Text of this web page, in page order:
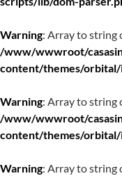
Warning: Array to string
/www/wwwroot/
content/themes/
Warning: Array to string
/www/wwwroot/
content/themes/
Warning: Array to string